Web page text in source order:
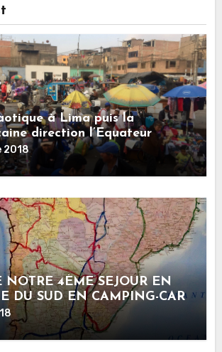
à Lima puis la
direction l’Equateur
2018
4ÈME SEJOUR EN
DU SUD EN CAMPING-CAR